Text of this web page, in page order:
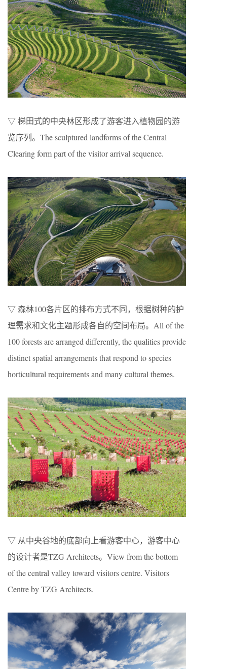
▽ 梯田式的中央林区形成了游客进入植物园的游
览序列。The sculptured landforms of the Central
Clearing form part of the visitor arrival sequence.
▽ 森林100各片区的排布方式不同，根据树种的护
理需求和文化主题形成各自的空间布局。All of the
100 forests are arranged differently, the qualities provide
distinct spatial arrangements that respond to species
horticultural requirements and many cultural themes.
▽ 从中央谷地的底部向上看游客中心，游客中心
的设计者是TZG Architects。View from the bottom
of the central valley toward visitors centre. Visitors
Centre by TZG Architects.